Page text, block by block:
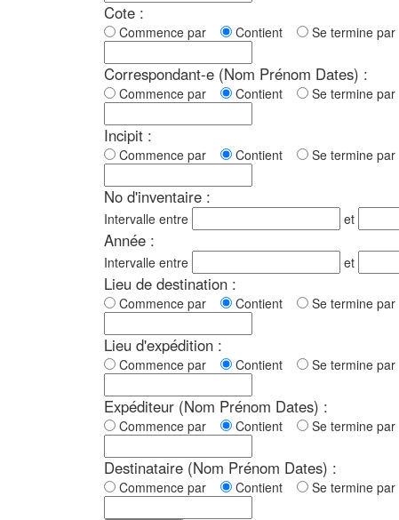
Cote :
Commence par Contient Se termine par
Correspondant-e (Nom Prénom Dates) :
Commence par Contient Se termine par
Incipit :
Commence par Contient Se termine par
No d'inventaire :
Intervalle entre et
Année :
Intervalle entre et
Lieu de destination :
Commence par Contient Se termine par
Lieu d'expédition :
Commence par Contient Se termine par
Expéditeur (Nom Prénom Dates) :
Commence par Contient Se termine par
Destinataire (Nom Prénom Dates) :
Commence par Contient Se termine par